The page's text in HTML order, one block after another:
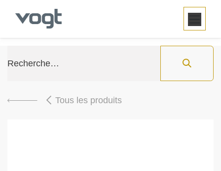
SE RENDRE AU CONTENU
Tous les produits